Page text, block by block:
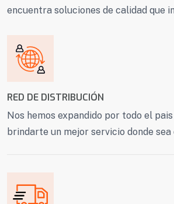
encuentra soluciones de calidad que
RED DE DISTRIBUCIÓN
Nos hemos expandido por todo el
brindarte un mejor servicio donde sea